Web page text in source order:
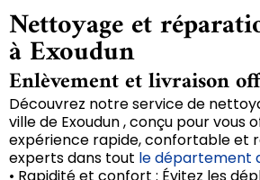
Nettoyage et
à Exoudun
Enlèvement et livraison
Découvrez notre service de
ville de Exoudun , conçu pour vous
expérience rapide, confortable et
experts dans tout le département
• Rapidité et confort : Évitez les